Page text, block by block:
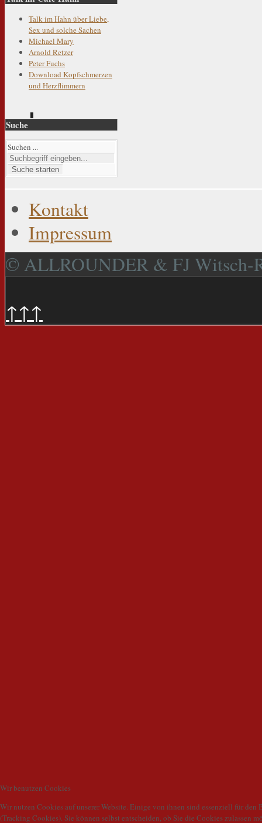
Talk im Hahn über Liebe,
Sex und solche Sachen
Michael Mary
Arnold Retzer
Peter Fuchs
Download Kopfschmerzen
und Herzflimmern
Suche
Suchen ...
Suche starten
Kontakt
Impressum
© ALLROUNDER & FJ Witsch-
↑↑↑
Wir benutzen Cookies
Wir nutzen Cookies auf unserer Website. Einige von ihnen sind essenziell für den
(Tracking Cookies). Sie können selbst entscheiden, ob Sie die Cookies